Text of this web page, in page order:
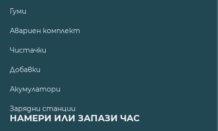
Гуми
Авариен комплект
Чистачки
Добавки
Акумулатори
Зарядни станции
НАМЕРИ ИЛИ ЗАПАЗИ ЧАС